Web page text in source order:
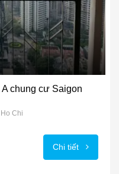
chung cư Saigon
Chi
Chi tiết